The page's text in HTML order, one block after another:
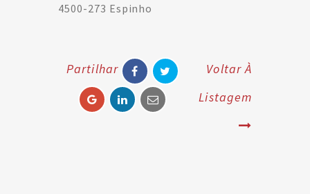
4500-273 Espinho
Partilhar
Voltar À
Listagem